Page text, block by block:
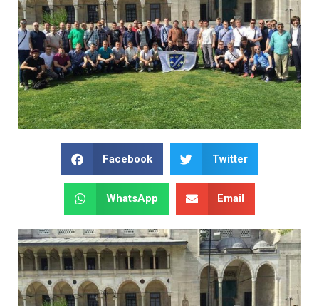
Facebook Twitter
WhatsApp Email